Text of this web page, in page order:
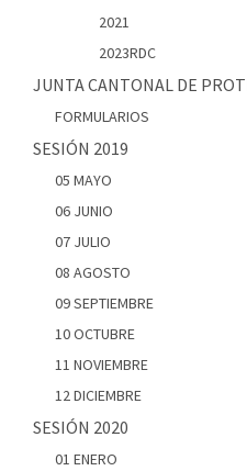
2021
2023RDC
JUNTA CANTONAL DE
FORMULARIOS
SESIÓN 2019
05 MAYO
06 JUNIO
07 JULIO
08 AGOSTO
09 SEPTIEMBRE
10 OCTUBRE
11 NOVIEMBRE
12 DICIEMBRE
SESIÓN 2020
01 ENERO